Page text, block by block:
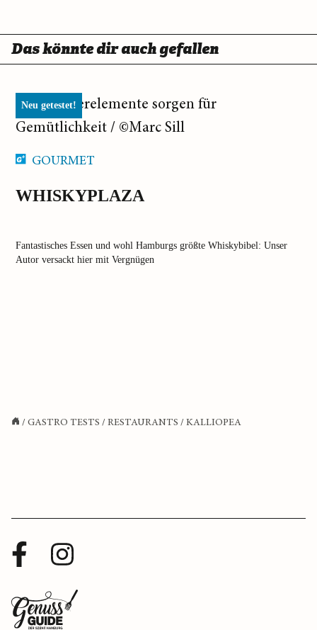
Das könnte dir auch gefallen
Neu getestet!
GOURMET
WHISKYPLAZA
Fantastisches Essen und wohl Hamburgs größte Whiskybibel: Unser
Autor versackt hier mit Vergnügen
/ GASTRO TESTS / RESTAURANTS / KALLIOPEA
Facebook
Profil
Instagram
Zurück
zur